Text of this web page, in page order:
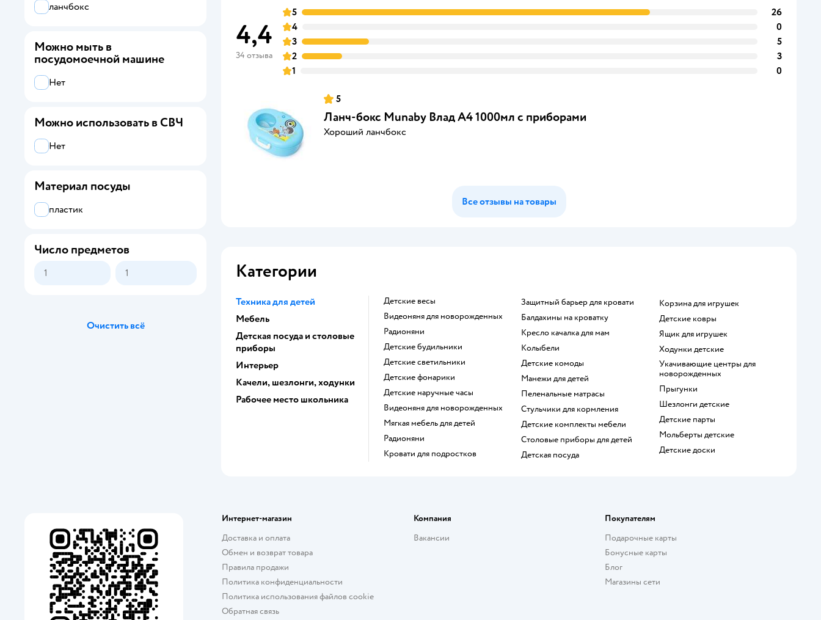
4,4
34 отзыва
5
26
4
0
3
5
2
3
1
0
5
Ланч-бокс Munaby Влад А4 1000мл с приборами
Хороший ланчбокс
Все отзывы на товары
Категории
Техника для детей
Мебель
Детская посуда и столовые
приборы
Интерьер
Качели, шезлонги, ходунки
Рабочее место школьника
Детские весы
Видеоняня для новорожденных
Радионяни
Детские будильники
Детские светильники
Детские фонарики
Детские наручные часы
Видеоняня для новорожденных
Мягкая мебель для детей
Радионяни
Кровати для подростков
Защитный барьер для кровати
Балдахины на кроватку
Кресло качалка для мам
Колыбели
Детские комоды
Манежи для детей
Пеленальные матрасы
Стульчики для кормления
Детские комплекты мебели
Столовые приборы для детей
Детская посуда
Корзина для игрушек
Детские ковры
Ящик для игрушек
Ходунки детские
Укачивающие центры для
новорожденных
Прыгунки
Шезлонги детские
Детские парты
Мольберты детские
Детские доски
ланчбокс
Можно мыть в
посудомоечной машине
Нет
Можно использовать в СВЧ
Нет
Материал посуды
пластик
Число предметов
Очистить всё
Интернет-магазин
Доставка и оплата
Обмен и возврат товара
Правила продажи
Политика конфиденциальности
Политика использования файлов cookie
Обратная связь
Компания
Вакансии
Покупателям
Подарочные карты
Бонусные карты
Блог
Магазины сети